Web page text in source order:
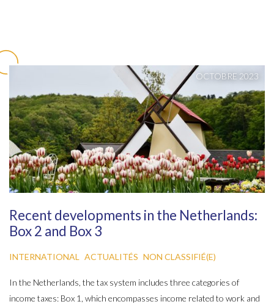
OCTOBRE 2023
Recent developments in the Netherlands:
Box 2 and Box 3
INTERNATIONAL ACTUALITÉS NON CLASSIFIÉ(E)
In the Netherlands, the tax system includes three categories of
income taxes: Box 1, which encompasses income related to work and